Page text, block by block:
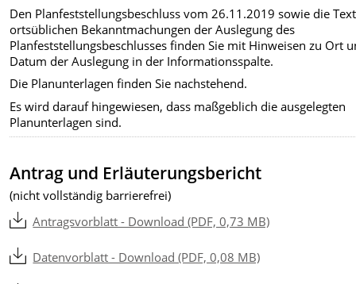
Den Planfeststellungsbeschluss vom 26.11.2019 sowie die
ortsüblichen Bekanntmachungen der Auslegung des
Planfeststellungsbeschlusses finden Sie mit Hinweisen zu Ort
Datum der Auslegung in der Informationsspalte.
Die Planunterlagen finden Sie nachstehend.
Es wird darauf hingewiesen, dass maßgeblich die ausgelegten
Planunterlagen sind.
Antrag und Erläuterungsbericht
(nicht vollständig barrierefrei)
Antragsvorblatt - Download (PDF, 0,73 MB)
Datenvorblatt - Download (PDF, 0,08 MB)